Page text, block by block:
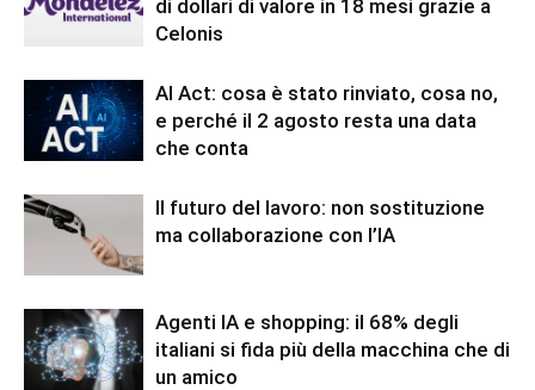
di dollari di valore in 18 mesi grazie a
Celonis
AI Act: cosa è stato rinviato, cosa no,
e perché il 2 agosto resta una data
che conta
Il futuro del lavoro: non sostituzione
ma collaborazione con l’IA
Agenti IA e shopping: il 68% degli
italiani si fida più della macchina che di
un amico